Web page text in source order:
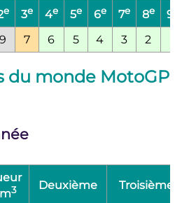
e 3e 4e 5e 6e 7e 8e 9
9 7 6 5 4 3 2
du monde MotoGP
3 Deuxième Troisième